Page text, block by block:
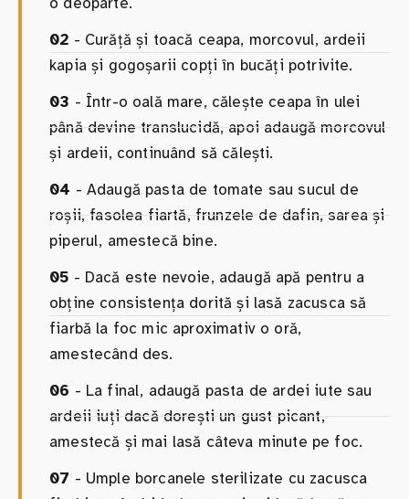
02 - Curăță și toacă ceapa, morcovul, ardeii
kapia și gogoșarii copți în bucăți potrivite.
03 - Într-o oală mare, călește ceapa în ulei
până devine translucidă, apoi adaugă morcovul
și ardeii, continuând să călești.
04 - Adaugă pasta de tomate sau sucul de
roșii, fasolea fiartă, frunzele de dafin, sarea și
piperul, amestecă bine.
05 - Dacă este nevoie, adaugă apă pentru a
obține consistența dorită și lasă zacusca să
fiarbă la foc mic aproximativ o oră,
amestecând des.
06 - La final, adaugă pasta de ardei iute sau
ardeii iuți dacă dorești un gust picant,
amestecă și mai lasă câteva minute pe foc.
07 - Umple borcanele sterilizate cu zacusca